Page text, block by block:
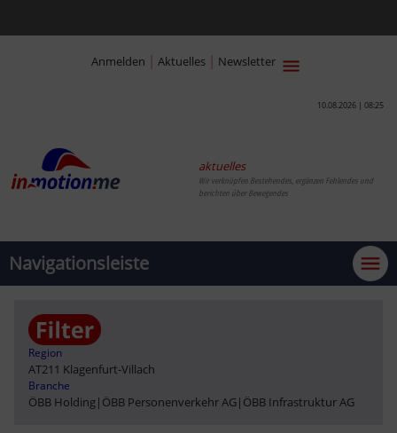
Anmelden | Aktuelles | Newsletter
10.08.2026 | 08:25
aktuelles
Wir verknüpfen Bestehendes, ergänzen Fehlendes und
berichten über Bewegendes
Navigationsleiste
Region
AT211 Klagenfurt-Villach
Branche
ÖBB Holding| ÖBB Personenverkehr AG| ÖBB Infrastruktur AG